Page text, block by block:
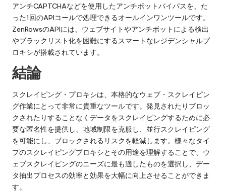
アンチCAPTCHAなどを使用したアンチボットバイパスを、た
った1回のAPIコールで処理できるオールインワンツールです。
ZenRowsのAPIには、ウェブサイトやアンチボットによる検出
やブラックリスト化を困難にするスマートなレジデンシャルプ
ロキシが搭載されています。
結論
スクレイピング・プロキシは、本格的なウェブ・スクレイピン
グ作業にとって非常に貴重なツールです。発見されたりブロッ
クされたりすることなくデータをスクレイピングするために必
要な匿名性を提供し、地域制限を克服し、並行スクレイピング
を可能にし、ブロックされるリスクを軽減します。様々なタイ
プのスクレイピングプロキシとその用途を理解することで、ウ
ェブスクレイピングのニーズに最も適したものを選択し、デー
タ抽出プロセスの効率と効果を大幅に向上させることができま
す。